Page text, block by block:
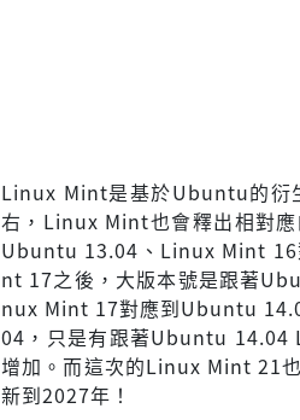
Linux Mint是基於Ubuntu的衍
右，Linux Mint也會釋出相對
Ubuntu 13.04、Linux Mint
nt 17之後，大版本號是跟著
nux Mint 17對應到Ubuntu
04，只是有跟著Ubuntu 14.04
增加。而這次的Linux Mint 21
新到2027年！